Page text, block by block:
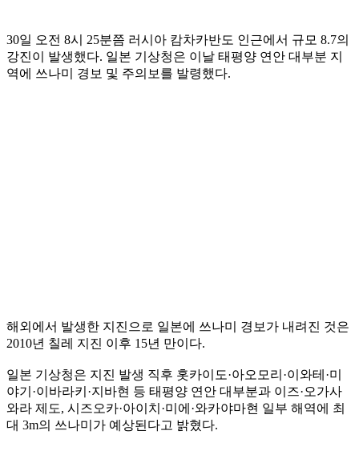
30일 오전 8시 25분쯤 러시아 캄차카반도 인근에서 규모 8.7의
강진이 발생했다. 일본 기상청은 이날 태평양 연안 대부분 지
역에 쓰나미 경보 및 주의보를 발령했다.
해외에서 발생한 지진으로 일본에 쓰나미 경보가 내려진 것은
2010년 칠레 지진 이후 15년 만이다.
일본 기상청은 지진 발생 직후 홋카이도·아오모리·이와테·미
야기·이바라키·지바현 등 태평양 연안 대부분과 이즈·오가사
와라 제도, 시즈오카·아이치·미에·와카야마현 일부 해역에 최
대 3m의 쓰나미가 예상된다고 밝혔다.